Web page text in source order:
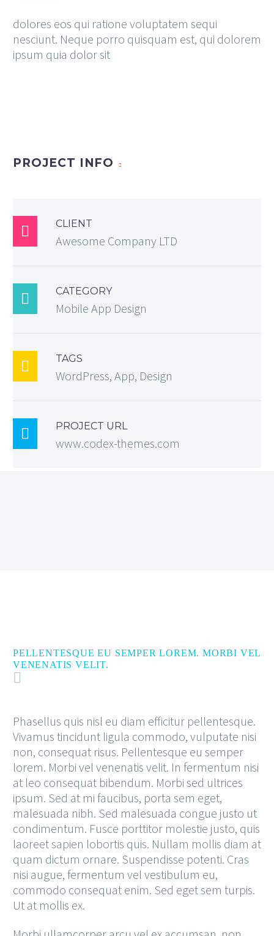
dolores eos qui ratione voluptatem sequi
nesciunt. Neque porro quisquam est, qui dolorem
ipsum quia dolor sit
PROJECT INFO
 CLIENT
Awesome Company LTD
 CATEGORY
Mobile App Design
 TAGS
WordPress, App, Design
 PROJECT URL
www.codex-themes.com
PELLENTESQUE EU SEMPER LOREM. MORBI VEL
VENENATIS VELIT.
Phasellus quis nisl eu diam efficitur pellentesque.
Vivamus tincidunt ligula commodo, vulputate nisi
non, consequat risus. Pellentesque eu semper
lorem. Morbi vel venenatis velit. In fermentum nisi
at leo consequat bibendum. Morbi sed ultrices
ipsum. Sed at mi faucibus, porta sem eget,
malesuada nibh. Sed malesuada congue justo ut
condimentum. Fusce porttitor molestie justo, quis
laoreet sapien lobortis quis. Nullam mollis diam at
quam dictum ornare. Suspendisse potenti. Cras
nisi augue, fermentum vel vestibulum eu,
commodo consequat enim. Sed eget sem turpis.
Ut at mollis ex.